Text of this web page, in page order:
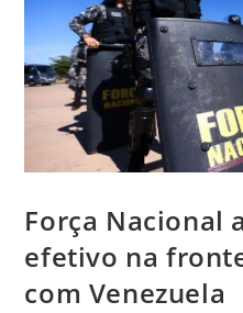
Força Nacional
efetivo na
com Venezuela